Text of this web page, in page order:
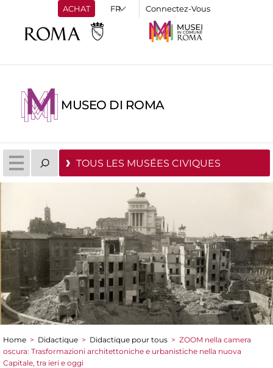
ACHAT Connectez-Vous
MUSEO DI ROMA
TOUS LES MUSÉES CIVIQUES
You are here
Home > Didactique > Didactique pour tous > ZOOM nella camera
oscura: Trasformazioni architettoniche e urbanistiche nella nuova
Capitale, tra ieri e oggi